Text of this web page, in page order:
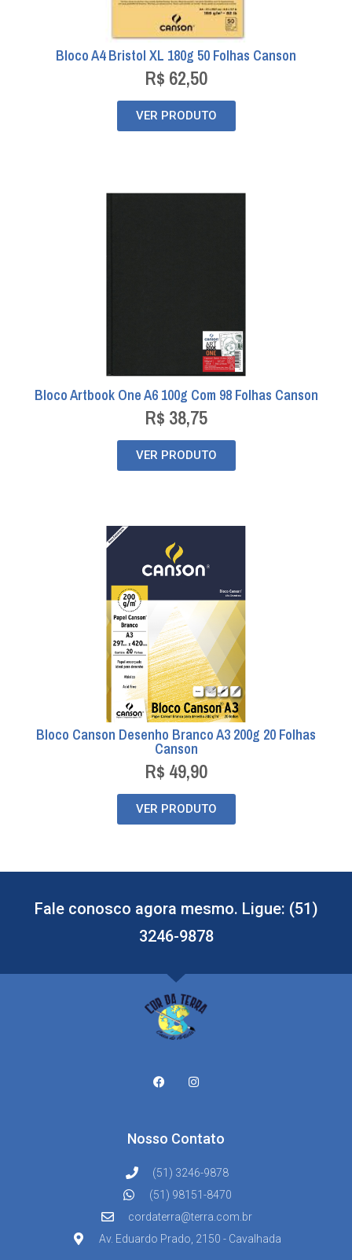
Bloco A4 Bristol XL 180g 50 Folhas Canson
R$ 62,50
VER PRODUTO
Bloco Artbook One A6 100g Com 98 Folhas Canson
R$ 38,75
VER PRODUTO
Bloco Canson Desenho Branco A3 200g 20 Folhas
Canson
R$ 49,90
VER PRODUTO
Fale conosco agora mesmo. Ligue: (51)
3246-9878
Nosso Contato
(51) 3246-9878
(51) 98151-8470
cordaterra@terra.com.br
Av. Eduardo Prado, 2150 - Cavalhada